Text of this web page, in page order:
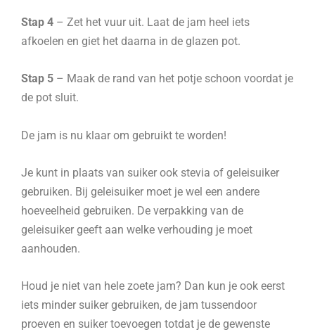
Stap 4 – Zet het vuur uit. Laat de jam heel iets
afkoelen en giet het daarna in de glazen pot.
Stap 5 – Maak de rand van het potje schoon voordat je
de pot sluit.
De jam is nu klaar om gebruikt te worden!
Je kunt in plaats van suiker ook stevia of geleisuiker
gebruiken. Bij geleisuiker moet je wel een andere
hoeveelheid gebruiken. De verpakking van de
geleisuiker geeft aan welke verhouding je moet
aanhouden.
Houd je niet van hele zoete jam? Dan kun je ook eerst
iets minder suiker gebruiken, de jam tussendoor
proeven en suiker toevoegen totdat je de gewenste